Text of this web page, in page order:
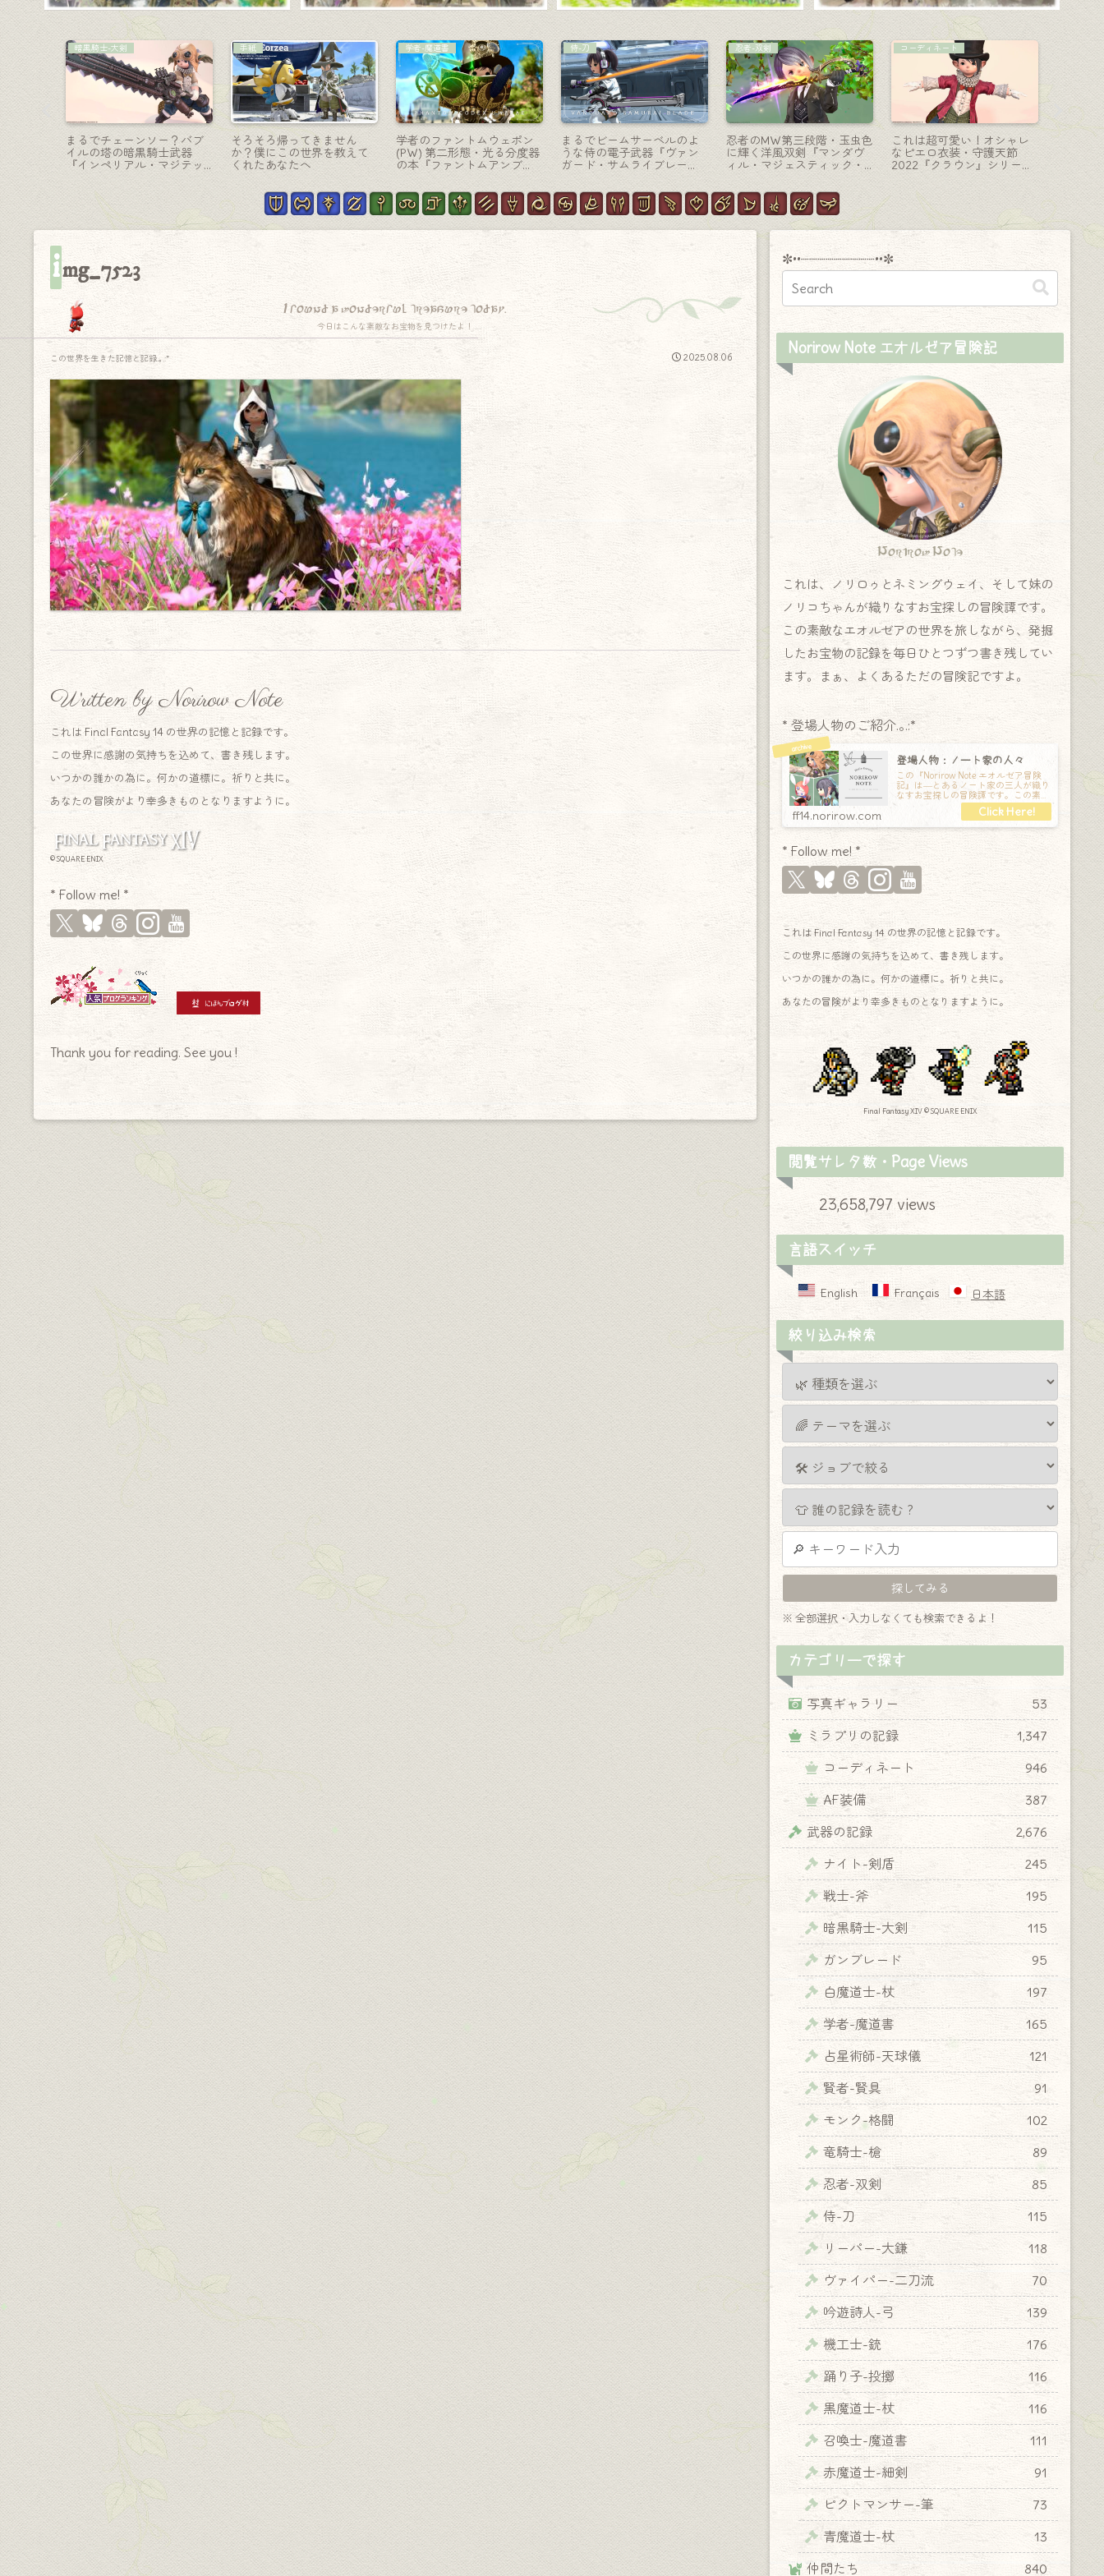
吟遊詩人-弓
“リス＆どんぐり” の可愛い
木の弓・吟遊詩人の夢武器
『ドリーム・オブ・フォレ
スト』
チョコボ装備
ハロウィン仮装の可愛いオ
バケのチョコボ装甲/守護天
節『イアリ・バード』
黒魔道士-杖
黒魔道士のAF2武器＆アニ
マウェポン（AW）第一段
階・光る三日月の杖『ルナ
リスロッド・アニマ』
吟遊詩人-弓
まるでエレキギターのよう
な吟遊詩人のAF6武器『ガ
ストラフェテス』
マウント
第三次イシュガルド復興マ
ウント・大きな角の『メガ
ロトラグス』
学者-魔道書
極ダイヤウェポン捕獲作戦
“学者”の武器・獣の数字の本
『ダイヤウェポン・コーデ
ックス』
喜怒哀
img_7523
I found a wonderful treasure today.
今日はこんな素敵なお宝物を見つけたよ！
2025.08.06
この世界を生きた記憶と記録.｡.:*
Written by Norirow Note
これは Final Fantasy 14 の世界の記憶と記録です。
この世界に感謝の気持ちを込めて、書き残します。
いつかの誰かの為に。何かの道標に。祈りと共に。
あなたの冒険がより幸多きものとなりますように。
© SQUARE ENIX
* Follow me! *
Thank you for reading. See you !
✼••┈┈┈┈┈┈┈┈┈••✼
Norirow Note エオルゼア冒険記
Norirow Note
これは、ノリロゥとネミングウェイ、そして妹の
ノリコちゃんが織りなすお宝探しの冒険譚です。
この素敵なエオルゼアの世界を旅しながら、発掘
したお宝物の記録を毎日ひとつずつ書き残してい
ます。まぁ、よくあるただの冒険記ですよ。
* 登場人物のご紹介.｡.:*
登場人物：ノート家の人々
この『Norirow Note エオルゼア冒険
記』は―とあるノート家の三人が織り
なすお宝探しの冒険譚です。この素敵
な Final Fantasy XIV の世界を旅しな
ff14.norirow.com
* Follow me! *
これは Final Fantasy 14 の世界の記憶と記録です。
この世界に感謝の気持ちを込めて、書き残します。
いつかの誰かの為に。何かの道標に。祈りと共に。
あなたの冒険がより幸多きものとなりますように。
Final Fantasy XIV © SQUARE ENIX
閲覧サレタ数・Page Views
23,658,797 views
言語スイッチ
English Français 日本語
絞り込み検索
※ 全部選択・入力しなくても検索できるよ！
カテゴリーで探す
写真ギャラリー
53
ミラプリの記録
1,347
コーディネート
946
AF装備
387
武器の記録
2,676
ナイト-剣盾
245
戦士-斧
195
暗黒騎士-大剣
115
ガンブレード
95
白魔道士-杖
197
学者-魔道書
165
占星術師-天球儀
121
賢者-賢具
91
モンク-格闘
102
竜騎士-槍
89
忍者-双剣
85
侍-刀
115
リーパー-大鎌
118
ヴァイパー-二刀流
70
吟遊詩人-弓
139
機工士-銃
176
踊り子-投擲
116
黒魔道士-杖
116
召喚士-魔道書
111
赤魔道士-細剣
91
ピクトマンサー-筆
73
青魔道士-杖
13
仲間たち
840